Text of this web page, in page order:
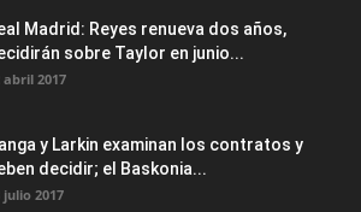
Madrid: Reyes renueva dos años,
sobre Taylor en junio...
abril 2017
y Larkin examinan los contratos y
decidir; el Baskonia...
julio 2017